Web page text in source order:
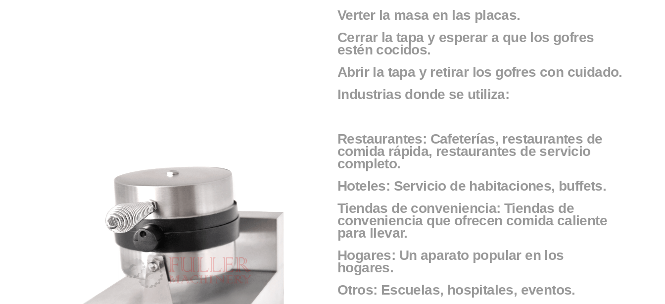
Verter la masa en las placas.
Cerrar la tapa y esperar a que los gofres
estén cocidos.
Abrir la tapa y retirar los gofres con cuidado.
Industrias donde se utiliza:
Restaurantes: Cafeterías, restaurantes de
comida rápida, restaurantes de servicio
completo.
Hoteles: Servicio de habitaciones, buffets.
Tiendas de conveniencia: Tiendas de
conveniencia que ofrecen comida caliente
para llevar.
Hogares: Un aparato popular en los
hogares.
Otros: Escuelas, hospitales, eventos.